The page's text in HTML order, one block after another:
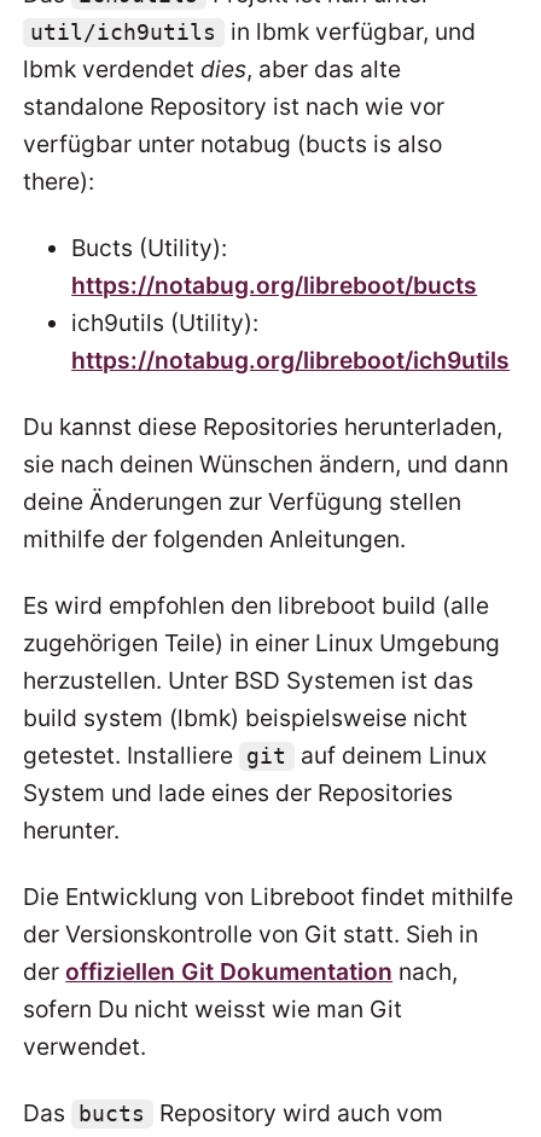
util/ich9utils
in lbmk verfügbar, und
lbmk verdendet dies, aber das alte
standalone Repository ist nach wie vor
verfügbar unter notabug (bucts is also
there):
Bucts (Utility):
https://notabug.org/libreboot/bucts
ich9utils (Utility):
https://notabug.org/libreboot/ich9utils
Du kannst diese Repositories herunterladen,
sie nach deinen Wünschen ändern, und dann
deine Änderungen zur Verfügung stellen
mithilfe der folgenden Anleitungen.
Es wird empfohlen den libreboot build (alle
zugehörigen Teile) in einer Linux Umgebung
herzustellen. Unter BSD Systemen ist das
build system (lbmk) beispielsweise nicht
getestet. Installiere git
auf deinem Linux
System und lade eines der Repositories
herunter.
Die Entwicklung von Libreboot findet mithilfe
der Versionskontrolle von Git statt. Sieh in
deroffiziellen Git Dokumentation nach,
sofern Du nicht weisst wie man Git
verwendet.
Das bucts
Repository wird auch vom